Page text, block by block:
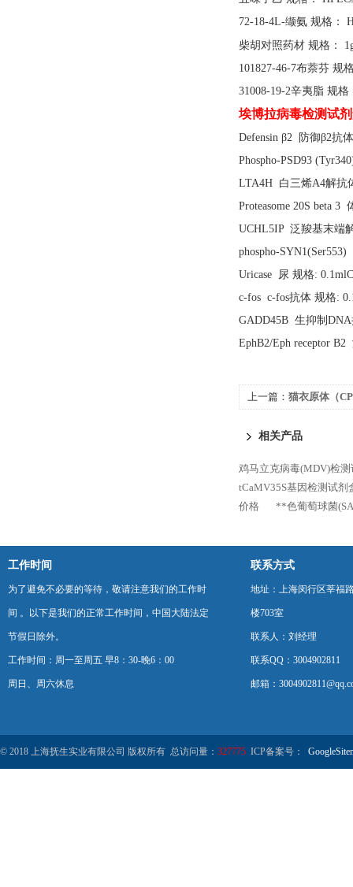
72-18-4L-缬氨 规格：
柴胡对照药材 规格：
101827-46-7布萘芬 规
31008-19-2辛夷脂 规格
埃博拉病毒检测试
Defensin β2 防御β2抗
Phospho-PSD93
LTA4H 白三烯A4解抗
Proteasome 20S beta 3
UCHL5IP 泛羧基末端
phospho-
Uricase 尿 规格:
c-fos c-fos抗体 规格:
GADD45B 生抑制
EphB2/Eph receptor
上一篇： 猫衣原体（
相关产品
鸡马立克病毒(MDV)检测
tCaMV35S基因检测试剂
价格
**色葡萄球菌
工作时间
为了避免不必要的等待，敬请注意我们的工作时
间 。以下是我们的正常工作时间，中国大陆法定
节假日除外。
工作时间：周一至周五 早8：30-晚6：00
周日、周六休息
联系方式
地址：上海闵行区莘福
楼703室
联系人：刘经理
联系QQ：3004902811
邮箱：
© 2018 上海抚生实业有限公司 版权所有 总访问量： 327775 ICP备案号：